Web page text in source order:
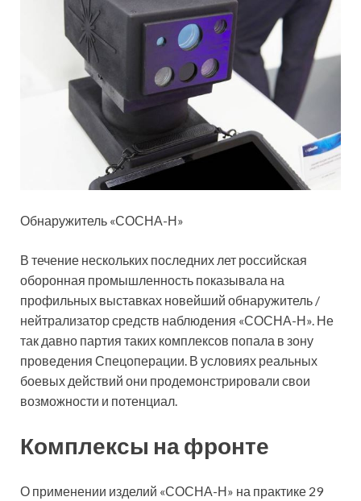
Обнаружитель «СОСНА-Н»
В течение нескольких последних лет российская
оборонная промышленность показывала на
профильных выставках новейший обнаружитель /
нейтрализатор средств наблюдения «СОСНА-Н». Не
так давно партия таких комплексов попала в зону
проведения Спецоперации. В условиях реальных
боевых действий они продемонстрировали свои
возможности и потенциал.
Комплексы на фронте
О применении изделий «СОСНА-Н» на практике 29